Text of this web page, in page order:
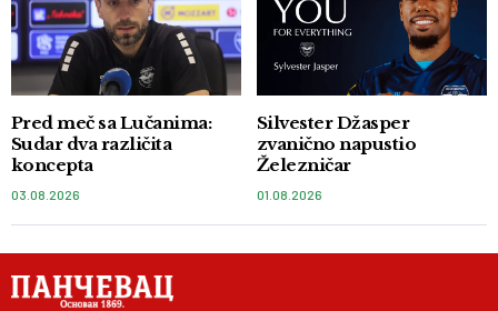
Pred meč sa Lučanima:
Sudar dva različita
koncepta
03.08.2026
Silvester Džasper
zvanično napustio
Železničar
01.08.2026